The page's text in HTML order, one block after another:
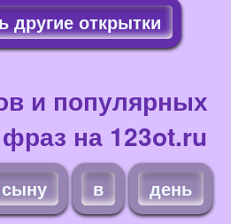
другие открытки
и популярных
на 123ot.ru
сыну в день